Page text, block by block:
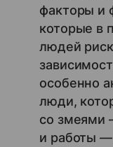
факторы и
которые в
людей
особенно
люди,
со змеями
и работы —